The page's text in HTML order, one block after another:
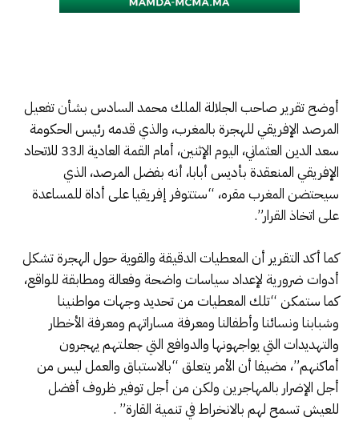
أوضح تقرير صاحب الجلالة الملك محمد السادس بشأن تفعيل
المرصد الإفريقي للهجرة بالمغرب، والذي قدمه رئيس الحكومة
سعد الدين العثماني، اليوم الإثنين، أمام القمة العادية الـ33 للاتحاد
الإفريقي المنعقدة بأديس أبابا، أنه بفضل المرصد، الذي
سيحتضن المغرب مقره، “ستتوفر إفريقيا على أداة للمساعدة
على اتخاذ القرار”.
كما أكد التقرير أن المعطيات الدقيقة والقوية حول الهجرة تشكل
أدوات ضرورية لإعداد سياسات واضحة وفعالة ومطابقة للواقع،
كما ستمكن “تلك المعطيات من تحديد وجهات مواطنينا
وشبابنا ونسائنا وأطفالنا ومعرفة مساراتهم ومعرفة الأخطار
والتهديدات التي يواجهونها والدوافع التي جعلتهم يهجرون
أماكنهم”، مضيفا أن الأمر يتعلق “بالاستباق والعمل ليس من
أجل الإضرار بالمهاجرين ولكن من أجل توفير ظروف أفضل
للعيش تسمح لهم بالانخراط في تنمية القارة” .